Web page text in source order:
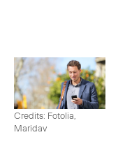
Credits: Fotolia,
Maridav